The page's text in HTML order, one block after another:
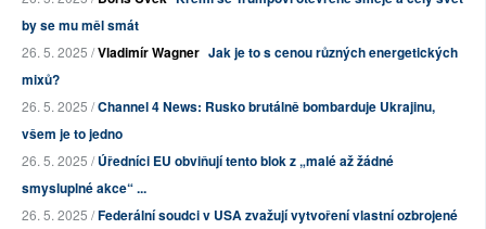
by se mu měl smát
26. 5. 2025 /Vladimír Wagner Jak je to s cenou různých energetických
mixů?
26. 5. 2025 /Channel 4 News: Rusko brutálně bombarduje Ukrajinu,
všem je to jedno
26. 5. 2025 /Úředníci EU obviňují tento blok z „malé až žádné
smysluplné akce“ ...
26. 5. 2025 /Federální soudci v USA zvažují vytvoření vlastní ozbrojené